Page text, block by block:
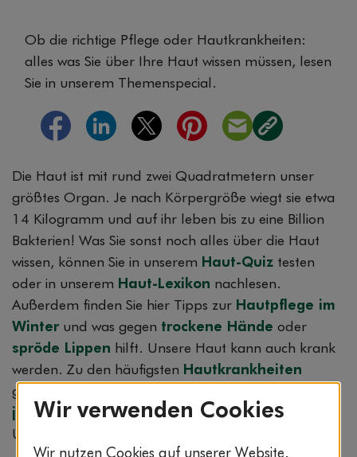
Ob die richtige Pflege oder Hautkrankheiten:
alles was Sie über Ihre Haut wissen müssen, lesen
Sie in unserem Themenspecial.
Die Haut ist mit rund zwei Quadratmetern unser
größtes Organ. Je nach Körpergröße wiegt sie etwa
14 Kilogramm und auf ihr leben bis zu eine Billion
Bakterien! Was Sie sonst noch alles über die Haut
wissen, können Sie in unserem Haut-Quiz testen
oder in unserem Haut-Lexikon nachlesen.
Außerdem finden Sie hier Tipps zur Hautpflege im
Winterund was gegen trockene Hände oder
spröde Lippen hilft. Unsere Haut kann auch krank
werden. Zu den häufigsten Hautkrankheiten
gehört die
juckende Hautkann hingegen verschiedene
Ursachen haben.
Wir verwenden Cookies
Wir nutzen Cookies auf unserer Website.